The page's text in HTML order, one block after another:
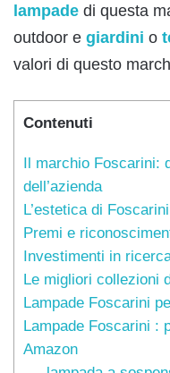
lampade di questa
outdoor e giardini o
valori di questo
Contenuti
Il marchio Foscarini:
dell’azienda
L’estetica di Foscarini
Premi e
Investimenti in
Le migliori collezioni
Lampade Foscarini
Lampade Foscarini :
Amazon